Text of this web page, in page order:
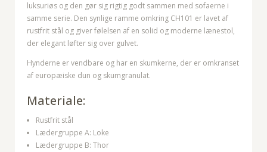
luksuriøs og den gør sig rigtig godt sammen med sofaerne i
samme serie. Den synlige ramme omkring CH101 er lavet af
rustfrit stål og giver følelsen af en solid og moderne lænestol,
der elegant løfter sig over gulvet.
Hynderne er vendbare og har en skumkerne, der er omkranset
af europæiske dun og skumgranulat.
Materiale:
Rustfrit stål
Lædergruppe A: Loke
Lædergruppe B: Thor